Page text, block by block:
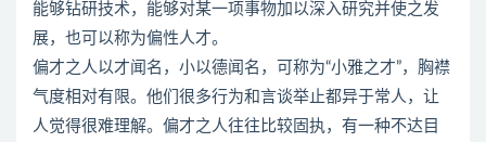
能够钻研技术，能够对某一项事物加以深入研究并使之发
展，也可以称为偏性人才。
偏才之人以才闻名，小以德闻名，可称为“小雅之才”，胸襟
气度相对有限。他们很多行为和言谈举止都异于常人，让
人觉得很难理解。偏才之人往往比较固执，有一种不达目